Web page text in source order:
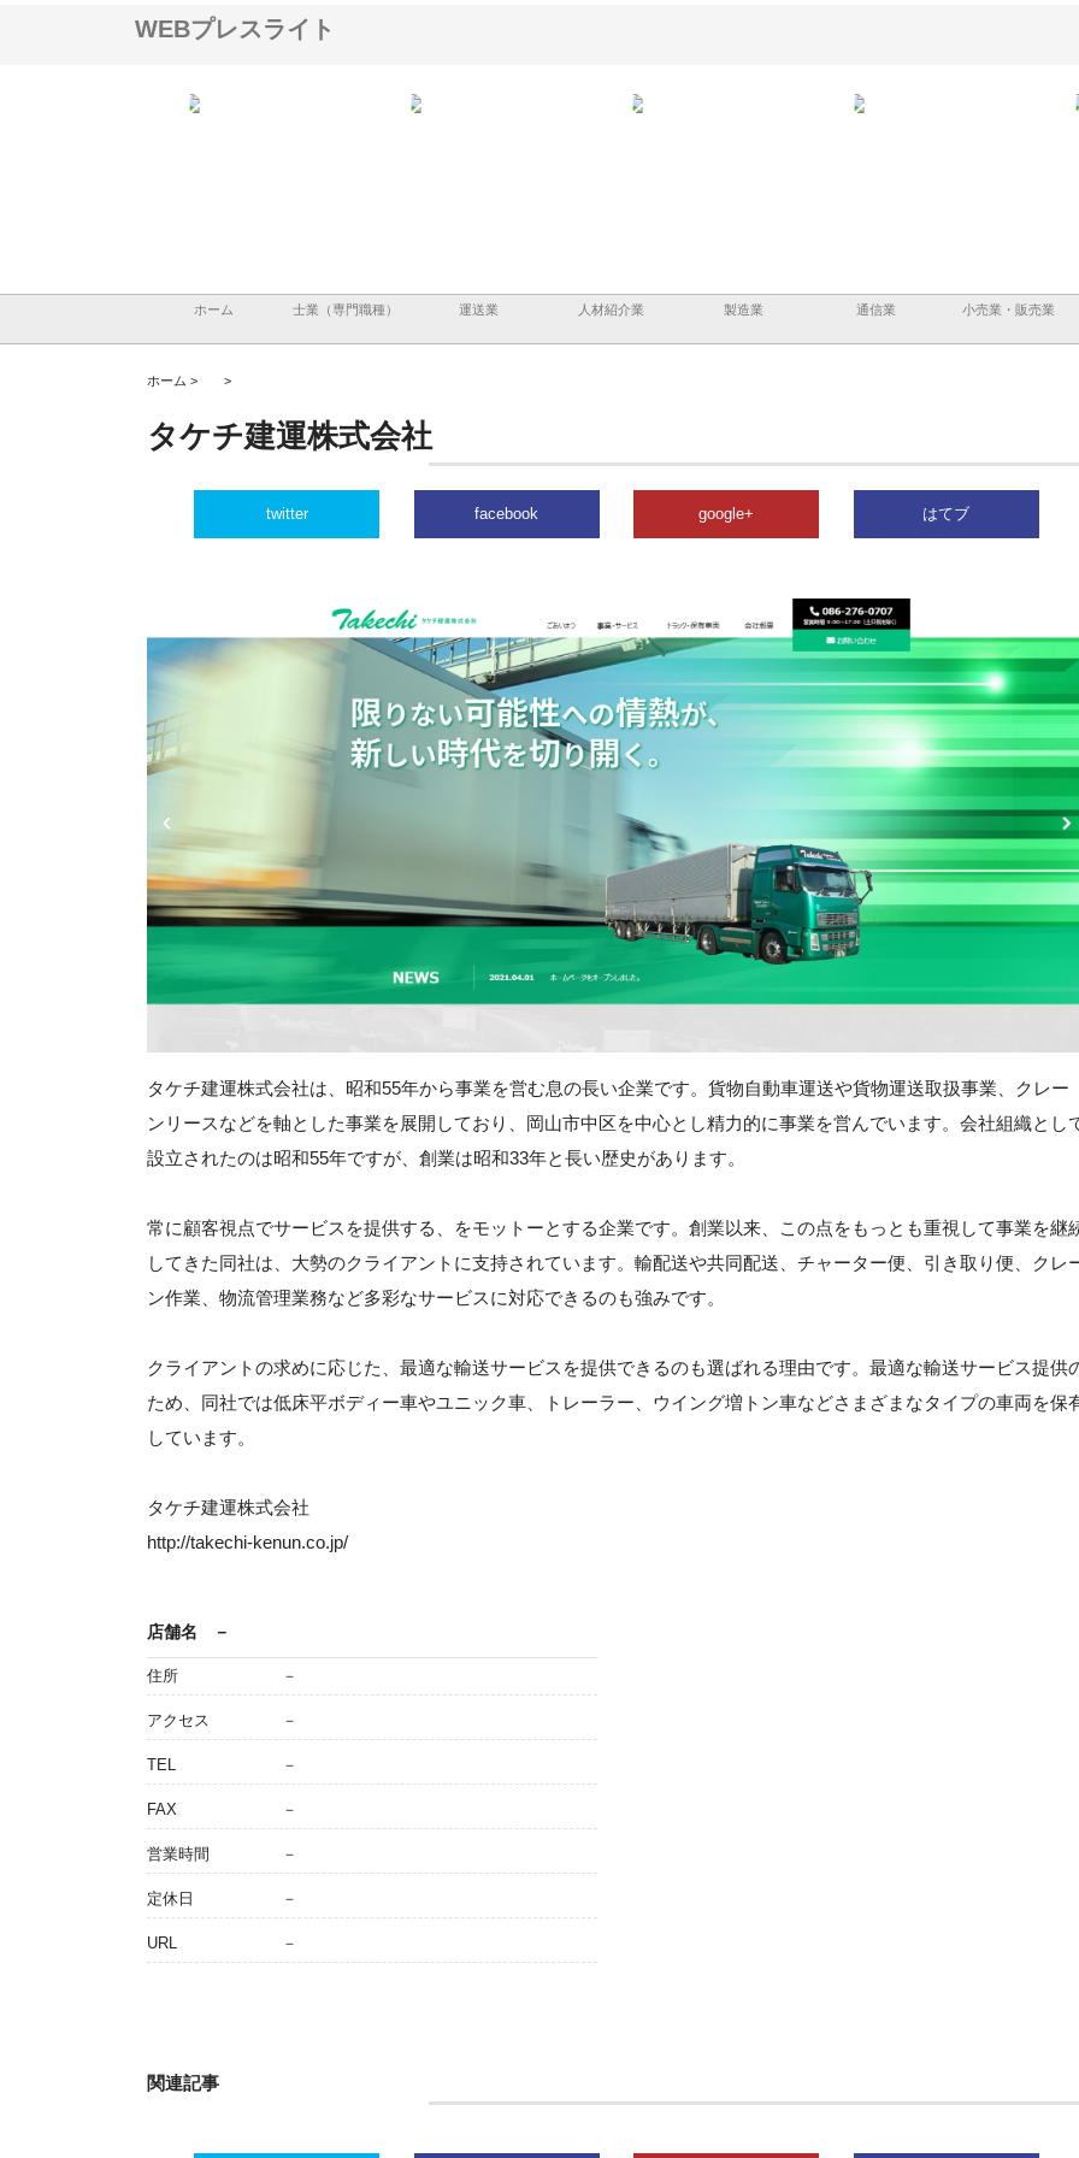
WEBプレスライト
ホーム 士業（専門職種） 運送業 人材紹介業 製造業 通信業 小売業・販売業
ホーム > >
タケチ建運株式会社
twitter facebook google+ はてブ
タケチ建運株式会社は、昭和55年から事業を営む息の長い企業です。貨物自動車運送や貨物運送取扱事業、クレー
ンリースなどを軸とした事業を展開しており、岡山市中区を中心とし精力的に事業を営んでいます。会社組織とし
設立されたのは昭和55年ですが、創業は昭和33年と長い歴史があります。
常に顧客視点でサービスを提供する、をモットーとする企業です。創業以来、この点をもっとも重視して事業を継
してきた同社は、大勢のクライアントに支持されています。輸配送や共同配送、チャーター便、引き取り便、クレ
ン作業、物流管理業務など多彩なサービスに対応できるのも強みです。
クライアントの求めに応じた、最適な輸送サービスを提供できるのも選ばれる理由です。最適な輸送サービス提供
ため、同社では低床平ボディー車やユニック車、トレーラー、ウイング増トン車などさまざまなタイプの車両を保
しています。
タケチ建運株式会社
http://takechi-kenun.co.jp/
店舗名 －
住所 －
アクセス －
TEL －
FAX －
営業時間 －
定休日 －
URL －
関連記事